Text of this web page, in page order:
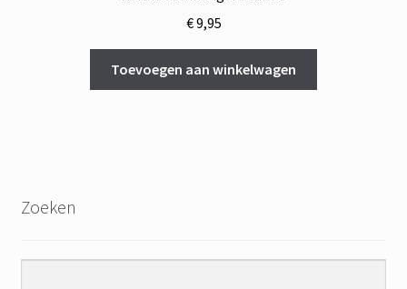
€9,95
Toevoegen aan winkelwagen
Zoeken